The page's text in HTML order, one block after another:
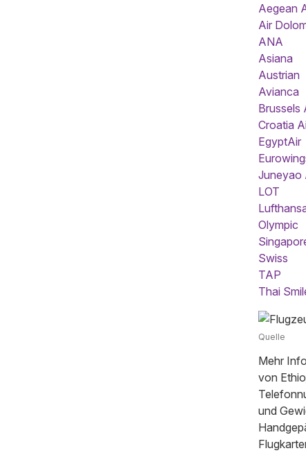
Aegean
Air
ANA
Asiana
Austrian
Avianca
Brussels
Croatia
EgyptAir
Juneyao
LOT
Olympic
Swiss
TAP
Thai
Quelle
Mehr
von
und